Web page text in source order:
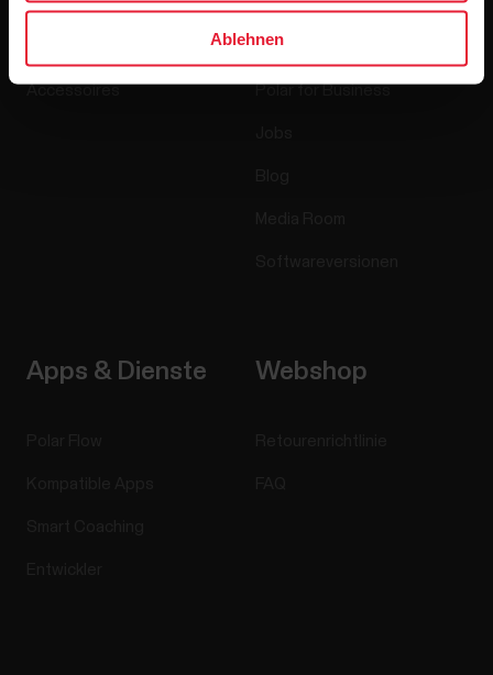
Ablehnen
Uhren Wer wir sind
Science
Apps & Dienste Webshop